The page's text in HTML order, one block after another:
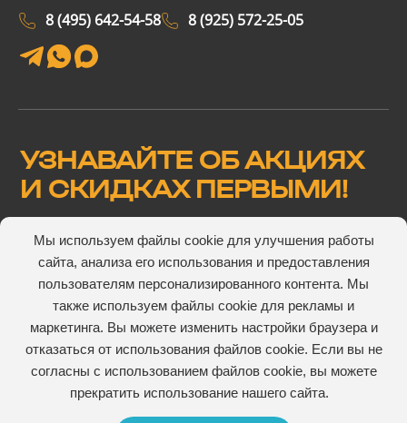
Мы используем файлы cookie для улучшения работы
сайта, анализа его использования и предоставления
пользователям персонализированного контента. Мы
также используем файлы cookie для рекламы и
маркетинга. Вы можете изменить настройки браузера и
отказаться от использования файлов cookie. Если вы не
согласны с использованием файлов cookie, вы можете
прекратить использование нашего сайта.
8 (495) 642-54-58
8 (925) 572-25-05
УЗНАВАЙТЕ ОБ АКЦИЯХ
И СКИДКАХ ПЕРВЫМИ!
Подтверждаю, что ознакомлен(а) и согласен(а) с
пользовательского соглашения